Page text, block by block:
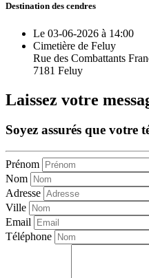
Destination des cendres
Le 03-06-2026 à 14:00
Cimetière de Feluy
Rue des Combattants
7181 Feluy
Laissez votre
Soyez assurés que votre
Prénom
Nom
Adresse
Ville
Email
Téléphone